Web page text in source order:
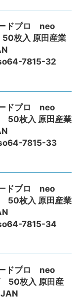
ドプロ neo
枚入 原田産業
7815-32
ドプロ neo
枚入 原田産業
7815-33
ドプロ neo
枚入 原田産業
7815-34
ドプロ neo
枚入 原田産